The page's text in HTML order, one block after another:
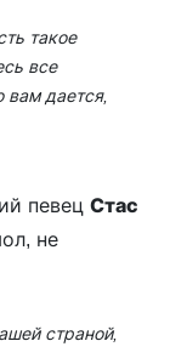
такое
все
дается,
певец Стас
не
страной,